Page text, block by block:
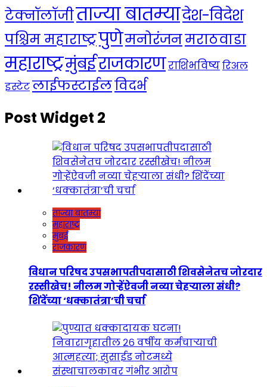
टेक्नॉलॉजीताज्या बातम्यादेश-विदेश
पश्चिम महाराष्ट्रपुणेमनोरंजनमराठवाडा
महाराष्ट्रमुंबईराजकारणराशिभविष्यरिअल
इस्टेटलाईफस्टाईलविदर्भ
Post Widget 2
ताज्या बातम्या
महाराष्ट्र
मुंबई
राजकारण
विधान परिषद उपसभापतीपदासाठी शिवसेनेतच जोरदार
रस्सीखेच! नीलम गोऱ्हेंऐवजी नव्या चेहऱ्याला संधी?
शिंदेंच्या ‘धक्कातंत्रा’ची चर्चा